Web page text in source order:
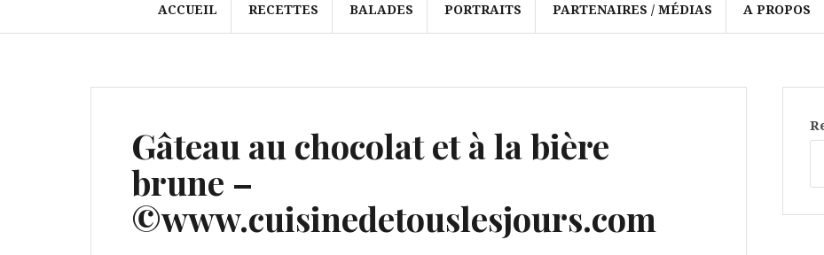
ACCUEIL RECETTES BALADES PORTRAITS PARTENAIRES / MÉDIAS A PROPOS
Gâteau au chocolat et à la bière
brune –
©www.cuisinedetouslesjours.com